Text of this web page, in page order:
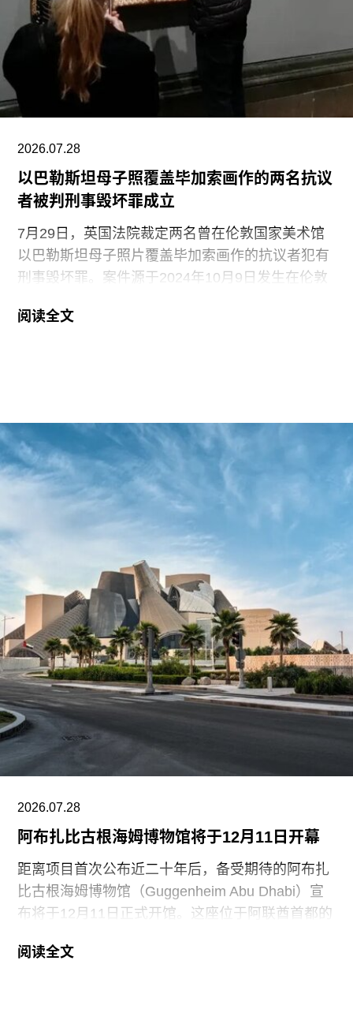
矶。她曾进入俄勒冈州波特兰的里德学院（Reed
College）就读，但中途退学，并与当时的伴侣、观
念艺术家罗伯特·莫里斯（Robert Morris）搬到旧金
山。在那里，她先后于哈尔普林-拉思罗普学校
（Halprin-Lathrop School）和马林舞蹈工作室
（Dance Workshop of
2026.07.28
以巴勒斯坦母子照覆盖毕加索画作的两名抗议
者被判刑事毁坏罪成立
7月29日，英国法院裁定两名曾在伦敦国家美术馆
以巴勒斯坦母子照片覆盖毕加索画作的抗议者犯有
刑事毁坏罪。案件源于2024年10月9日发生在伦敦
23岁的国家卫生服务工作者贾伊·哈莱（Jai Halai）
1901年的作品《母性》（Motherhood
）。这张照
片由巴勒斯坦摄影记者阿里·贾达拉（Ali
Jadallah）于2024年3月以色列围困加沙希法医院
期间拍摄。两名抗议者隶属于“青年诉求”（Youth
Demand），该组织由气候行动组织“停止石油”
（Just Stop Oil）的学生分支发展而来。行动中，
两人高声呼吁英国停止与以色列的贸易往来。随
后，其中一人将红色液体泼洒在展厅地面，引发现
场观众惊呼，两人随即被警方逮捕。
此次行动发生时，英国艺术机构正接连成为抗议活
动的现场。就在该事件发生几天前，两名年轻的气
候行动人士因向文森特·梵高1888年作品《向日
葵》的玻璃罩泼洒番茄汤而被判处监禁。庭审中，
陪审团获悉，毕加索画作本身并未受损，但泼洒在
地面的红色水性颜料渗入了展厅地面，污染了大理
石踢脚线。此次事件共造成美术馆约8000英镑的损
失，其中仅约270英镑用于清洁，其余费用主要用
展厅等支出。辩方主张，部分费用源于馆方自行决
定采用何种修复方案，而非抗议行为本身造成的损
害，但这一论点最终未获法院采纳。
阅读全文
2026.07.28
阿布扎比古根海姆博物馆将于12月11日开幕
距离项目首次公布近二十年后，备受期待的阿布扎
比古根海姆博物馆（Guggenheim Abu Dhabi）宣
布将于12月11日正式开馆。这座位于阿联酋首都的
主弗兰克·盖里（Frank Gehry）设计，也是所罗门
阅读全文